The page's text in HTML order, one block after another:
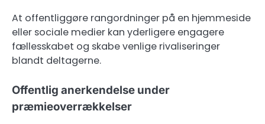
At offentliggøre rangordninger på en hjemmeside
eller sociale medier kan yderligere engagere
fællesskabet og skabe venlige rivaliseringer
blandt deltagerne.
Offentlig anerkendelse under
præmieoverrækkelser